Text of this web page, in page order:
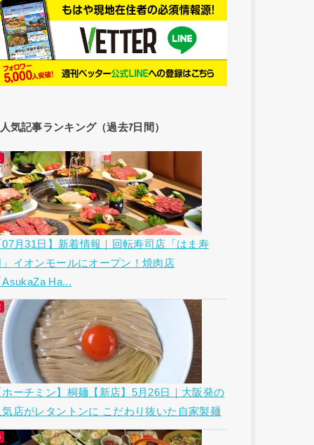
人気記事ランキング（過去7日間）
07月31日】新着情報｜回転寿司店「はま寿
」イオンモールにオープン！焼肉店
AsukaZa Ha...
ホーチミン】桐麺【新店】5月26日｜大阪発の
気店がレタントンに こだわり抜いた自家製麺